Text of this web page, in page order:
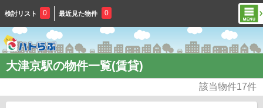
検討リスト 0 最近見た物件 0
大津京駅の物件一覧(賃貸)
該当物件17件